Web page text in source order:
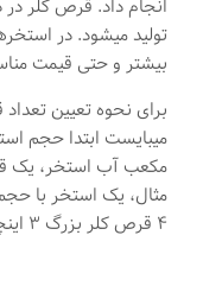
تولید میشود. در
بیشتر و حتی قیمت
برای نحوه تعیین
مکعب آب استخر، یک
۴ قرص کلر بزرگ ۳ اینچی دارد.